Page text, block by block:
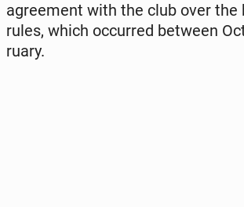
agree­ment with the club over the
rules, which oc­curred between
ru­ary.